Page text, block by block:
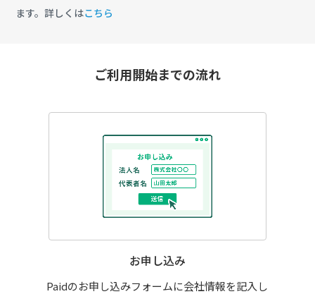
ます。詳しくはこちら
ご利用開始までの流れ
お申し込み
Paidのお申し込みフォームに会社情報を記入し